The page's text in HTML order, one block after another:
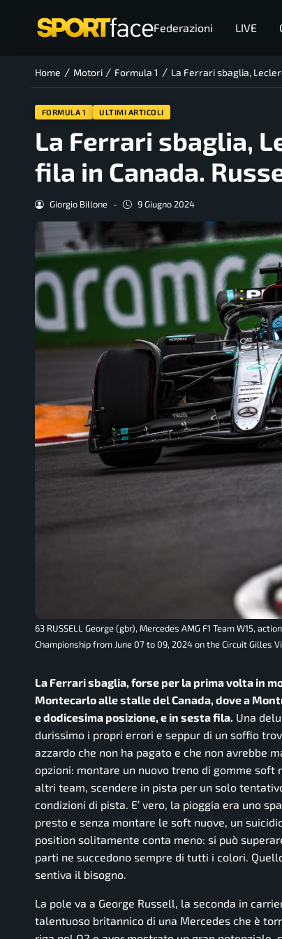
Federazioni LIVE
Home / Motori / Formula 1 / La Ferrari sbaglia,
FORMULA 1 ULTIMI ARTICOLI
La Ferrari sbaglia,
fila in Canada.
Giorgio Billone - 9 Giugno 2024
63 RUSSELL George (gbr), Mercedes AMG F1 Team W15,
Championship from June 07 to 09, 2024 on the Circuit Gilles
La Ferrari sbaglia, forse per la prima volta in
Montecarlo alle stalle del Canada, dove a
e dodicesima posizione, e in sesta fila. Una
durissimo i propri errori e seppur di un soffio
azzardo che non ha pagato e che non avrebbe
opzioni: montare un nuovo treno di gomme
altri team, scendere in pista per un solo
condizioni di pista. E’ vero, la pioggia era uno
presto e senza montare le soft nuove, un
position solitamente conta meno: si può
parti ne succedono sempre di tutti i colori.
sentiva il bisogno.
La pole va a George Russell, la seconda in
talentuoso britannico di una Mercedes che è